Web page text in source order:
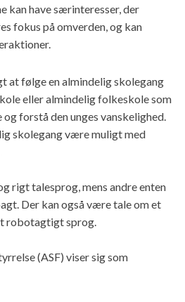
kan have særinteresser, der
fokus på omverden, og kan
at følge en almindelig skolegang
eller almindelig folkeskole som
forstå den unges vanskelighed.
skolegang være muligt med
rigt talesprog, mens andre enten
Der kan også være tale om et
robotagtigt sprog.
(ASF) viser sig som